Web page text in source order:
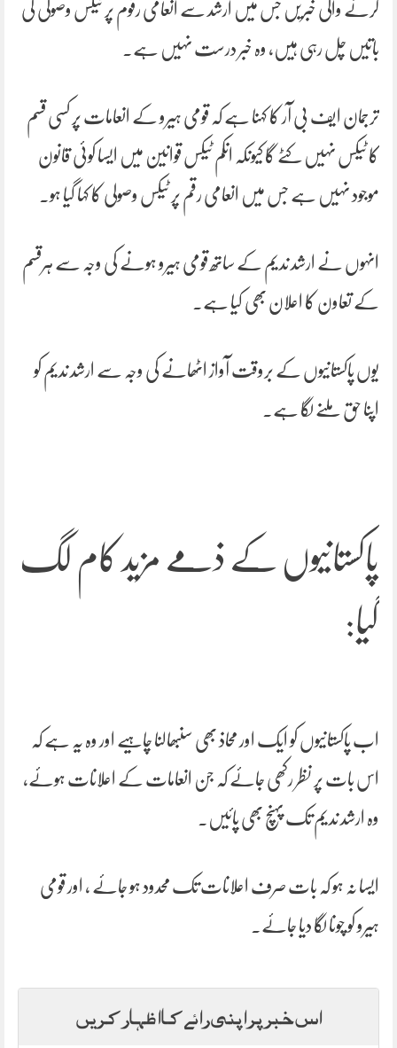
کرنے والی خبریں جس میں ارشد سے انعامی رقوم پر ٹیکس وصولی کی
باتیں چل رہی ہیں، وہ خبر درست نہیں ہے۔
ترجمان ایف بی آر کا کہنا ہے کہ قومی ہیرو کے انعامات پر کسی قسم
کا ٹیکس نہیں کٹے گا کیونکہ انکم ٹیکس قوانین میں ایسا کوئی قانون
موجود نہیں ہے جس میں انعامی رقم پر ٹیکس وصولی کا کہا گیا ہو۔
انہوں نے ارشد ندیم کے ساتھ قومی ہیرو ہونے کی وجہ سے ہرقسم
کے تعاون کا اعلان بھی کیا ہے۔
یوں پاکستانیوں کے بروقت آواز اٹھانے کی وجہ سے ارشد ندیم کو
اپنا حق ملنے لگا ہے۔
پاکستانیوں کے ذمے مزید کام لگ
گیا:
اب پاکستانیوں کو ایک اور محاذ بھی سنبھالنا چاہیے اور وہ یہ ہے کہ
اس بات پر نظر رکھی جائے کہ جن انعامات کے اعلانات ہوئے،
وہ ارشد ندیم تک پہنچ بھی پائیں۔
ایسا نہ ہو کہ بات صرف اعلانات تک محدود ہو جائے ، اور قومی
ہیرو کو چونا لگا دیا جائے۔
اس خبر پر اپنی رائے کا اظہار کریں